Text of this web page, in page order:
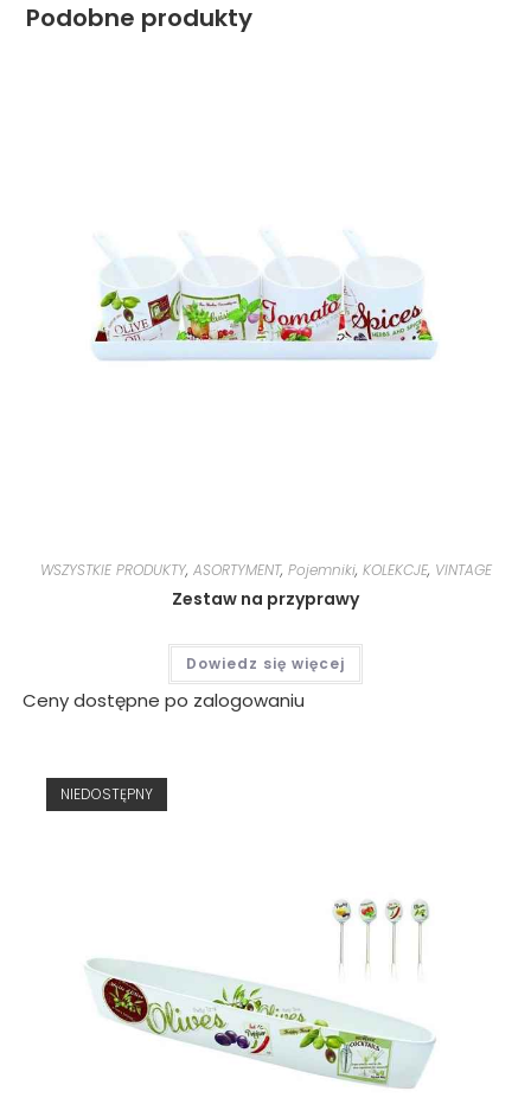
Podobne produkty
WSZYSTKIE PRODUKTY, ASORTYMENT, Pojemniki, KOLEKCJE, VINTAGE
Zestaw na przyprawy
Dowiedz się więcej
Ceny dostępne po zalogowaniu
NIEDOSTĘPNY